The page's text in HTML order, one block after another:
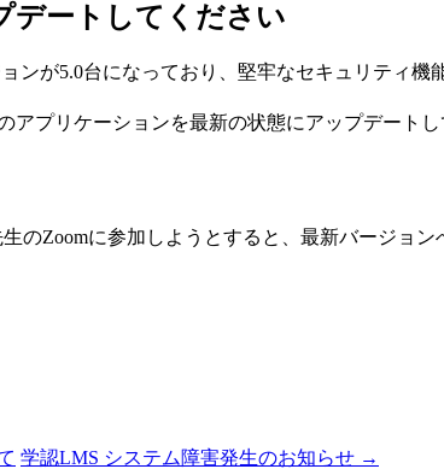
デートしてください
が5.0台になっており、堅牢なセキュリティ機
プリケーションを最新の状態にアップデートし
のZoomに参加しようとすると、最新バージョ
学認LMS システム障害発生のお知らせ →